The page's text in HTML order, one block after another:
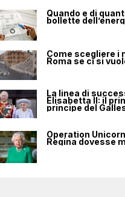
Quando e di
bollette
Come scegliere i
Roma se ci si
La linea di
Elisabetta II: il
principe del
Operation
Regina dovesse